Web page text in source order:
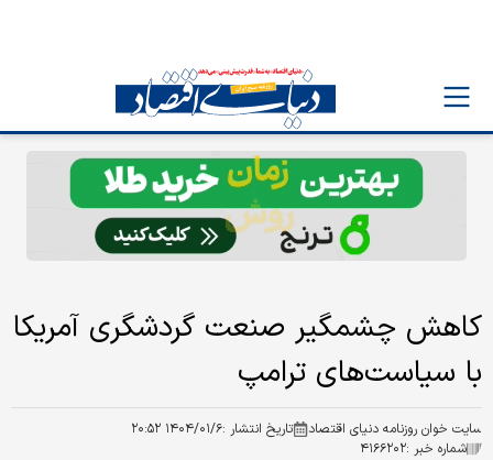
کاهش چشمگیر صنعت گردشگری آمریکا
با سیاست‌های ترامپ
سایت خوان روزنامه دنیای اقتصاد تاریخ انتشار :۱۴۰۴/۰۱/۶ ۲۰:۵۲
شماره خبر :۴۱۶۶۲۰۲